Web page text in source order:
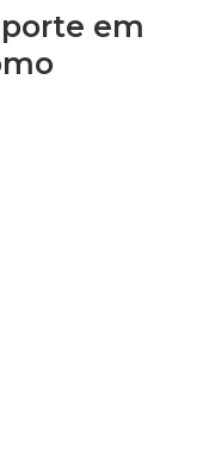
em